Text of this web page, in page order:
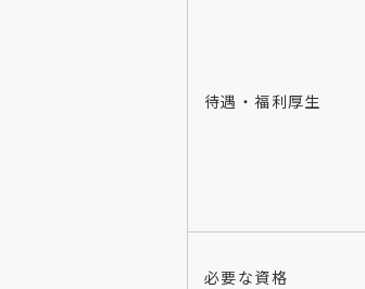
待遇・福利厚生
必要な資格